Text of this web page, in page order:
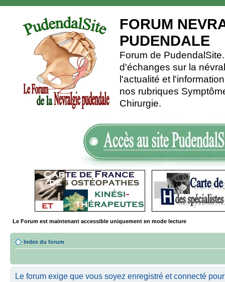
FORUM
PUDENDALE
Forum de
d'échanges sur la
l'actualité et
nos rubriques
Chirurgie.
Le Forum est maintenant accessible uniquement en mode lecture
Index du forum
Le forum exige que vous soyez enregistré et connecté